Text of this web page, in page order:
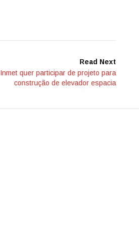
Read Next
Inmet quer participar de projeto para
construção de elevador espacia